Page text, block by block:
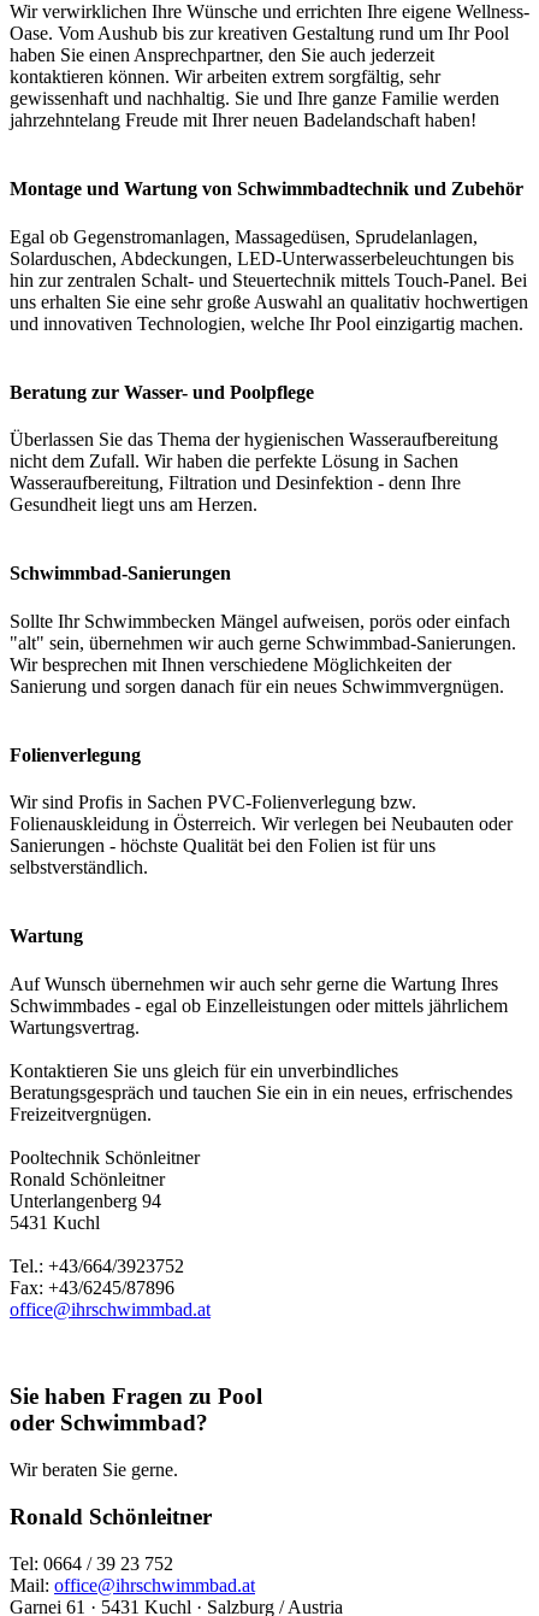
Wir verwirklichen Ihre Wünsche und errichten Ihre eigene Wellness-
Oase. Vom Aushub bis zur kreativen Gestaltung rund um Ihr Pool
haben Sie einen Ansprechpartner, den Sie auch jederzeit
kontaktieren können. Wir arbeiten extrem sorgfältig, sehr
gewissenhaft und nachhaltig. Sie und Ihre ganze Familie werden
jahrzehntelang Freude mit Ihrer neuen Badelandschaft haben!
Montage und Wartung von Schwimmbadtechnik und Zubehör
Egal ob Gegenstromanlagen, Massagedüsen, Sprudelanlagen,
Solarduschen, Abdeckungen, LED-Unterwasserbeleuchtungen bis
hin zur zentralen Schalt- und Steuertechnik mittels Touch-Panel. Bei
uns erhalten Sie eine sehr große Auswahl an qualitativ hochwertigen
und innovativen Technologien, welche Ihr Pool einzigartig machen.
Beratung zur Wasser- und Poolpflege
Überlassen Sie das Thema der hygienischen Wasseraufbereitung
nicht dem Zufall. Wir haben die perfekte Lösung in Sachen
Wasseraufbereitung, Filtration und Desinfektion - denn Ihre
Gesundheit liegt uns am Herzen.
Schwimmbad-Sanierungen
Sollte Ihr Schwimmbecken Mängel aufweisen, porös oder einfach
"alt" sein, übernehmen wir auch gerne Schwimmbad-Sanierungen.
Wir besprechen mit Ihnen verschiedene Möglichkeiten der
Sanierung und sorgen danach für ein neues Schwimmvergnügen.
Folienverlegung
Wir sind Profis in Sachen PVC-Folienverlegung bzw.
Folienauskleidung in Österreich. Wir verlegen bei Neubauten oder
Sanierungen - höchste Qualität bei den Folien ist für uns
selbstverständlich.
Wartung
Auf Wunsch übernehmen wir auch sehr gerne die Wartung Ihres
Schwimmbades - egal ob Einzelleistungen oder mittels jährlichem
Wartungsvertrag.
Kontaktieren Sie uns gleich für ein unverbindliches
Beratungsgespräch und tauchen Sie ein in ein neues, erfrischendes
Freizeitvergnügen.
Pooltechnik Schönleitner
Ronald Schönleitner
Unterlangenberg 94
5431 Kuchl
Tel.: +43/664/3923752
Fax: +43/6245/87896
office@ihrschwimmbad.at
Sie haben Fragen zu Pool
oder Schwimmbad?
Wir beraten Sie gerne.
Ronald Schönleitner
Tel: 0664 / 39 23 752
Mail: office@ihrschwimmbad.at
Garnei 61 · 5431 Kuchl · Salzburg / Austria